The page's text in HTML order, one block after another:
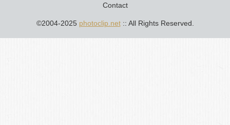
Contact
©2004-2025 photoclip.net:: All Rights Reserved.